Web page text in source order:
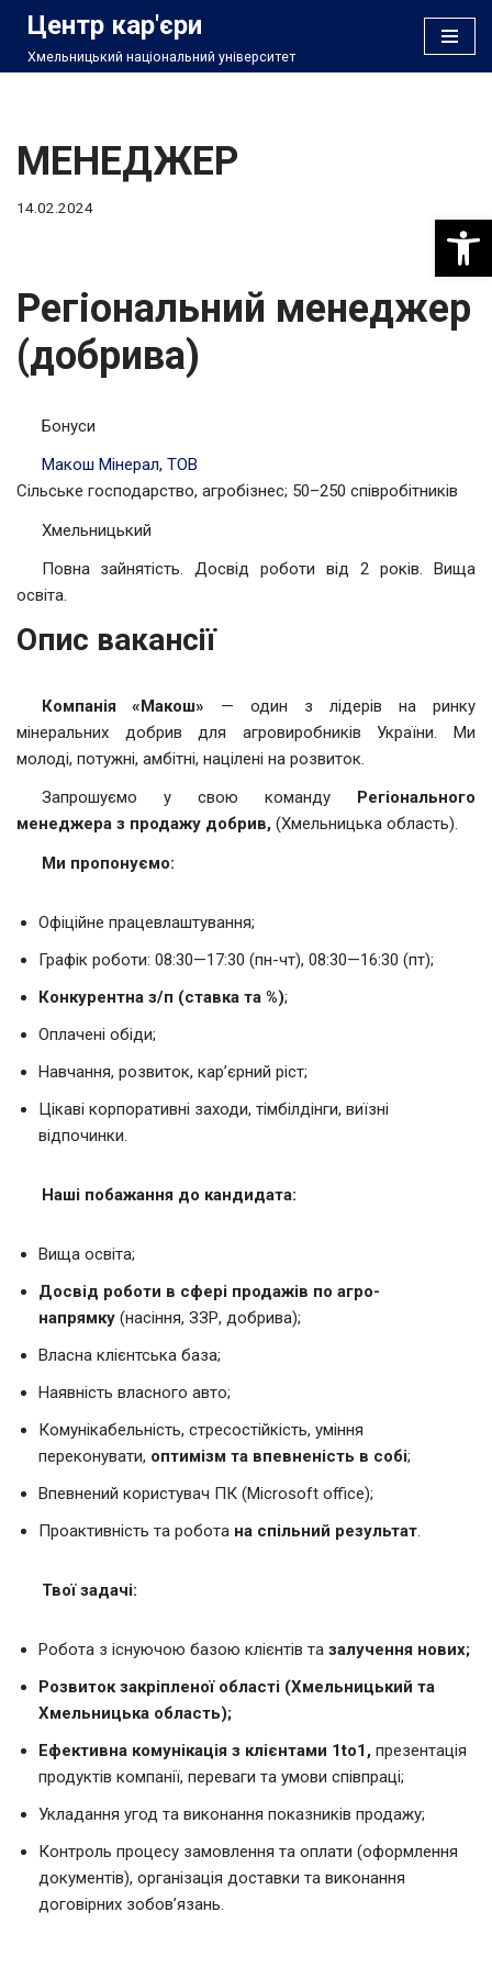
Перейти
Центр кар'єри
Хмельницький національний університет
МЕНЕДЖЕР
14.02.2024
Регіональний менеджер
(добрива)
Бонуси
Макош Мінерал, ТОВ
Сільське господарство, агробізнес; 50–250 співробітників
Хмельницький
Повна зайнятість. Досвід роботи від 2 років. Вища
освіта.
Опис вакансії
Компанія «Макош» — один з лідерів на ринку
мінеральних добрив для агровиробників України. Ми
молоді, потужні, амбітні, націлені на розвиток.
Запрошуємо у свою команду Регіонального
менеджера з продажу добрив, (Хмельницька область).
Ми пропонуємо:
Офіційне працевлаштування;
Графік роботи: 08:30—17:30 (пн-чт), 08:30—16:30 (пт);
Конкурентна з/п (ставка та %);
Оплачені обіди;
Навчання, розвиток, кар’єрний ріст;
Цікаві корпоративні заходи, тімбілдінги, виїзні
відпочинки.
Наші побажання до кандидата:
Вища освіта;
Досвід роботи в сфері продажів по агро-
напрямку (насіння, ЗЗР, добрива);
Власна клієнтська база;
Наявність власного авто;
Комунікабельність, стресостійкість, уміння
переконувати, оптимізм та впевненість в собі;
Впевнений користувач ПК (Microsoft office);
Проактивність та робота на спільний результат
Твої задачі:
Робота з існуючою базою клієнтів та залучення нових;
Розвиток закріпленої області (Хмельницький та
Хмельницька область);
Ефективна комунікація з клієнтами 1to1, презентація
продуктів компанії, переваги та умови співпраці;
Укладання угод та виконання показників продажу;
Контроль процесу замовлення та оплати (оформлення
документів), організація доставки та виконання
договірних зобов’язань.